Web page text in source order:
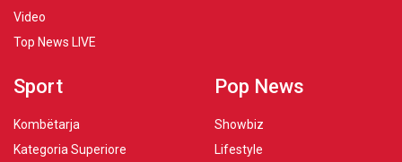
Video
Top News LIVE
Sport
Kombëtarja
Kategoria Superiore
Pop News
Showbiz
Lifestyle